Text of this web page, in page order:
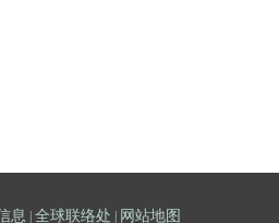
息 全球联络处 网站地图